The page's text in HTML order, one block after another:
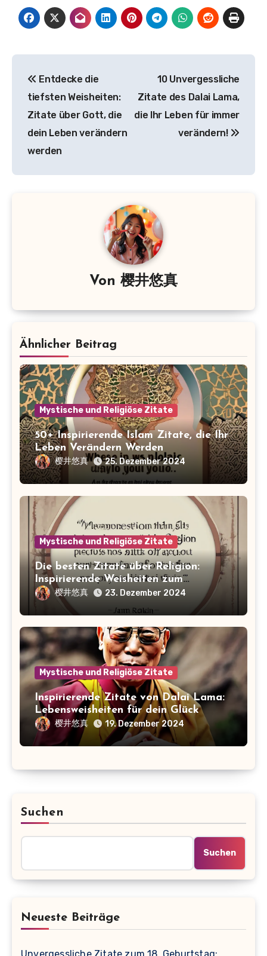
Entdecke die
tiefsten Weisheiten:
Zitate über Gott, die
dein Leben verändern
werden
10 Unvergessliche
Zitate des Dalai Lama,
die Ihr Leben für immer
verändern!
Von 樱井悠真
Ähnlicher Beitrag
Mystische und Religiöse Zitate
50+ Inspirierende Islam Zitate, die Ihr
Leben Verändern Werden
樱井悠真 25. Dezember 2024
Mystische und Religiöse Zitate
Die besten Zitate über Religion:
Inspirierende Weisheiten zum
Nachdenken
樱井悠真 23. Dezember 2024
Mystische und Religiöse Zitate
Inspirierende Zitate von Dalai Lama:
Lebensweisheiten für dein Glück
樱井悠真 19. Dezember 2024
Suchen
Suchen
Neueste Beiträge
Unvergessliche Zitate zum 18. Geburtstag: